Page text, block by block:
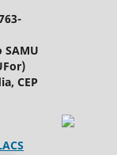
SAMU
CEP